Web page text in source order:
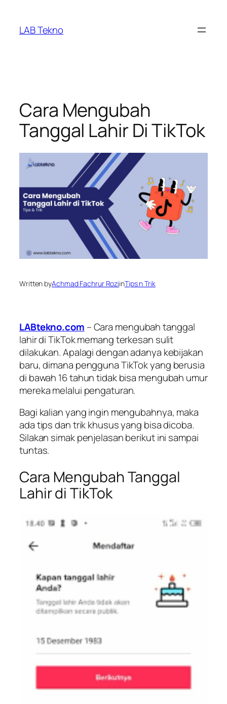
content
LAB Tekno
Cara Mengubah
Tanggal Lahir Di TikTok
Written byAchmad Fachrur RoziinTips n Trik
LABtekno.com – Cara mengubah tanggal
lahir di TikTok memang terkesan sulit
dilakukan. Apalagi dengan adanya kebijakan
baru, dimana pengguna TikTok yang berusia
di bawah 16 tahun tidak bisa mengubah umur
mereka melalui pengaturan.
Bagi kalian yang ingin mengubahnya, maka
ada tips dan trik khusus yang bisa dicoba.
Silakan simak penjelasan berikut ini sampai
tuntas.
Cara Mengubah Tanggal
Lahir di TikTok